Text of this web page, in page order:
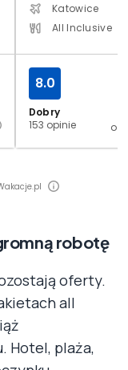
Katowice
All Inclusive
Dobry
153 opinie
8.0
od
robotę
oferty.
all
Hotel, plaża,